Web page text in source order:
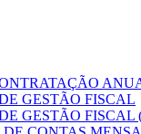
GESTÃO FISCAL
GESTÃO FISCAL